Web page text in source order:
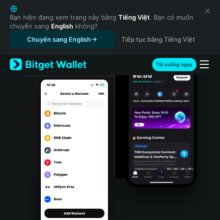
English
日本語
Tiếng Việt
Русский
Español (Latinoamérica)
Türkçe
Italiano
Português (Portugal)
Bahasa Indonesia
Português (Brasil)
Español (Argentina)
Bạn hiện đang xem trang này bằng Tiếng Việt. Bạn có muốn
chuyển sang English không?
Chuyển sang English
Tiếp tục bằng Tiếng Việt
Tải xuống ngay